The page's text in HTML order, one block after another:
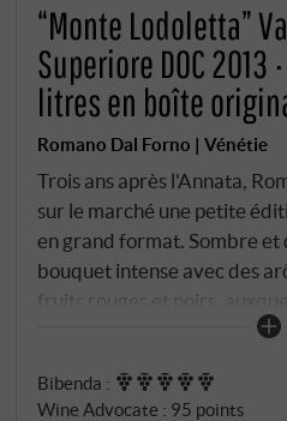
“Monte Lodoletta”
Superiore DOC 2013 ·
litres en boîte
Romano Dal Forno | Vénétie
Trois ans après l'Annata,
sur le marché une petite
en grand format. Sombre et
bouquet intense avec des
fruits rouges et noirs,
et du bois, du tabac et du
impressionnante.
Bibenda :
Wine Advocate : 95 points